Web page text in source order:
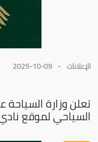
الإعلانات 2025-10-09
تعلن وزارة
السياحي لموقع